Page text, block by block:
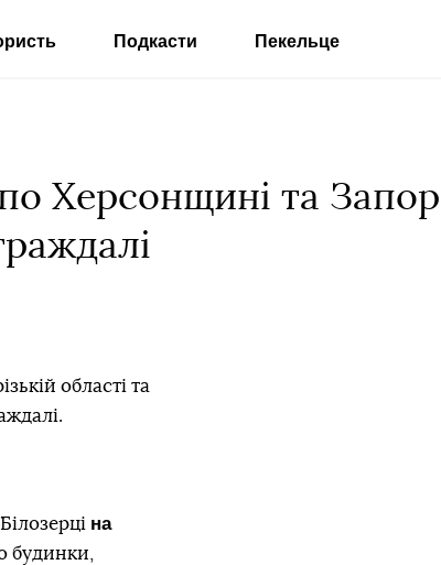
Подкасти Пекельце
Херсонщині та
області та
на
будинки,